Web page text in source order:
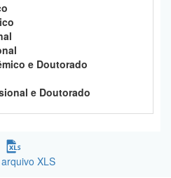
e Doutorado
e Doutorado
XLS